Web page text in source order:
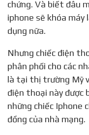
chứng. Và biết đâu
iphone sẽ khóa máy
dụng nữa.
Nhưng chiếc điện thoại bản lock này được Apple
phân phối cho các
là tại thị trường Mỹ
điện thoại này được
những chiếc Iphone
đồng của nhà mạng.